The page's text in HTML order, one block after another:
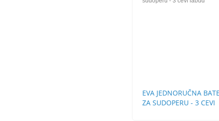
EVA JEDNORUČNA
ZA SUDOPERU - 3 CEVI